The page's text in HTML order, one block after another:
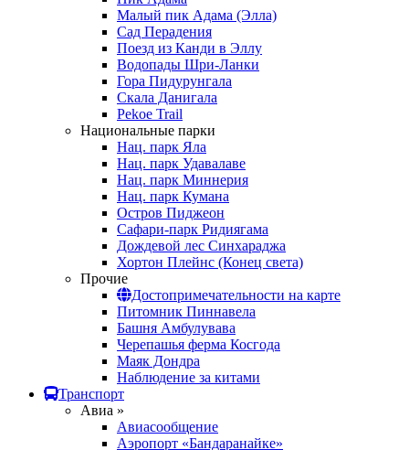
Малый пик Адама (Элла)
Сад Перадения
Поезд из Канди в Эллу
Водопады Шри-Ланки
Гора Пидурунгала
Скала Данигала
Pekoe Trail
Национальные парки
Нац. парк Яла
Нац. парк Удавалаве
Нац. парк Миннерия
Нац. парк Кумана
Остров Пиджеон
Сафари-парк Ридиягама
Дождевой лес Синхараджа
Хортон Плейнс (Конец света)
Прочие
Достопримечательности на карте
Питомник Пиннавела
Башня Амбулувава
Черепашья ферма Косгода
Маяк Дондра
Наблюдение за китами
Транспорт
Авиа »
Авиасообщение
Аэропорт «Бандаранайке»